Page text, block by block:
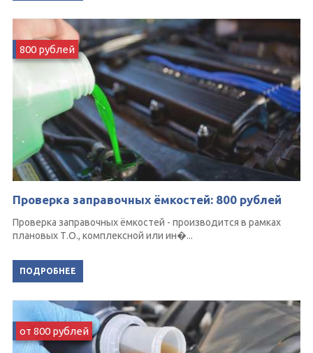
800 рублей
Проверка заправочных ёмкостей: 800 рублей
Проверка заправочных ёмкостей - производится в рамках
плановых Т.О., комплексной или ин�...
ПОДРОБНЕЕ
от 800 рублей